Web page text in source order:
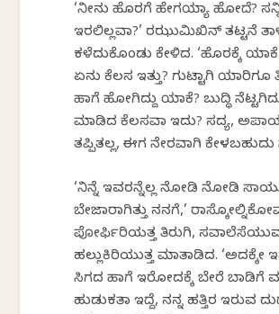
‘ನೀನು ಹೊರಗೆ ಹೇಗಯ್ಯಾ ಹೋದೆ?
ಇರಲಿಲ್ಲವಾ?’ ರಝುಮಿಖಿನ್ ತಟ್ಟನೆ
ಕಳೆದುಕೊಂಡು ಕೇಳಿದ. ‘ಹೊರಕ್ಕೆ
ಏನು ಕೆಲಸ ಇತ್ತು? ಗುಟ್ಟಾಗಿ
ಹಾಗೆ ಹೋಗಿದ್ದು ಯಾಕೆ? ಬುದ್ಧಿ
ಮಾಡಿದ ಕೆಲಸವಾ ಇದು? ಸದ್ಯ,
ತಪ್ಪಿತಲ್ಲ, ಈಗ ನೇರವಾಗಿ ಕೇಳಬಹುದು
‘ನಿನ್ನೆ ಇವರನ್ನೆಲ್ಲ ನೋಡಿ ನೋಡಿ
ಬೇಜಾರಾಗಿತ್ತು ನನಗೆ,’
ಪೋರ್ಫಿರಿಯತ್ತ ತಿರುಗಿ,
ಹಲ್ಲುಕಿರಿಯುತ್ತ ಮಾತಾಡಿದ. ‘ಅದಕ್ಕೇ
ಸಿಗದ ಹಾಗೆ ಇರೋದಕ್ಕೆ ಬೇರೆ ಬಾಡಿಗೆ
ಹುಡುಕತಾ ಇದ್ದೆ, ನನ್ನ ಹತ್ತಿರ ಇರುವ